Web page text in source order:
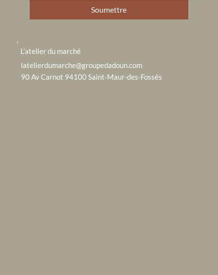
L’atelier du marché
latelierdumarche@groupedadoun.com
90 Av Carnot 94100 Saint-Maur-des-Fossés
Soumettre